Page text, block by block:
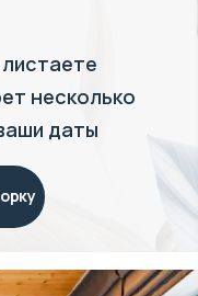
несколько
даты